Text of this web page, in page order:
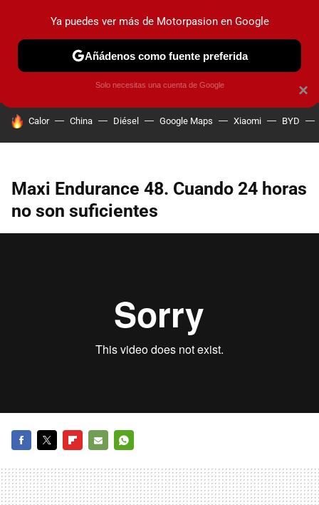
PRUEBAS COCHES ELÉCTRICOS OBSERVATORIO
HOY SE HABLA DE
Calor China Diésel Google Maps Xiaomi BYD
Maxi Endurance 48. Cuando 24 horas
no son suficientes
MAIL
×
Ya puedes ver más de Motorpasion en Google
Añádenos como fuente preferida
Solo necesitas una cuenta de Google